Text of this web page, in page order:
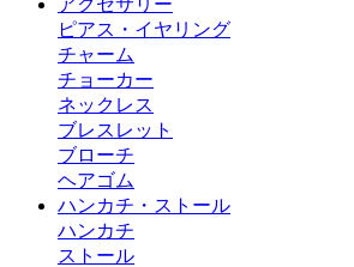
ピアス・イヤリング
チャーム
チョーカー
ネックレス
ブレスレット
ブローチ
ヘアゴム
ハンカチ・ストール
ハンカチ
ストール